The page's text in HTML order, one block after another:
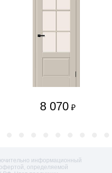
8 070 ₽
информационный
определяемой